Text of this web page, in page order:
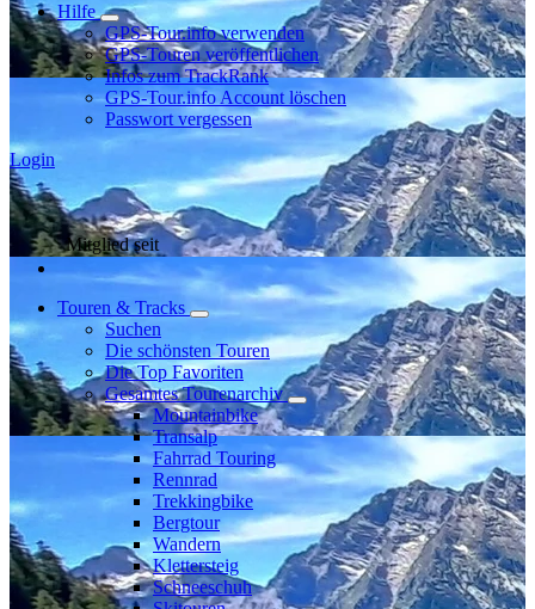
Hilfe
GPS-Tour.info verwenden
GPS-Touren veröffentlichen
Infos zum TrackRank
GPS-Tour.info Account löschen
Passwort vergessen
Login
Mitglied seit
Touren & Tracks
Suchen
Die schönsten Touren
Die Top Favoriten
Gesamtes Tourenarchiv
Mountainbike
Transalp
Fahrrad Touring
Rennrad
Trekkingbike
Bergtour
Wandern
Klettersteig
Schneeschuh